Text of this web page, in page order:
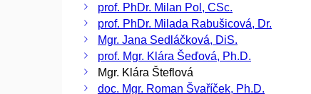
prof. PhDr. Milan Pol, CSc.
prof. PhDr. Milada Rabušicová, Dr.
Mgr. Jana Sedláčková, DiS.
prof. Mgr. Klára Šeďová, Ph.D.
Mgr. Klára Šteflová
doc. Mgr. Roman Švaříček, Ph.D.